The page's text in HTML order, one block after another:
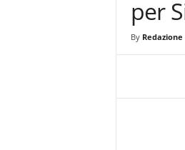
per
By Redazione